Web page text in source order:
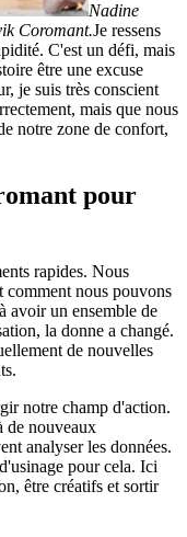
Nadine
Coromant.Je ressens
C'est un défi, mais
être une excuse
je suis très conscient
mais que nous
notre zone de confort,
pour
rapides. Nous
comment nous pouvons
avoir un ensemble de
la donne a changé.
de nouvelles
notre champ d'action.
de nouveaux
analyser les données.
pour cela. Ici
être créatifs et sortir